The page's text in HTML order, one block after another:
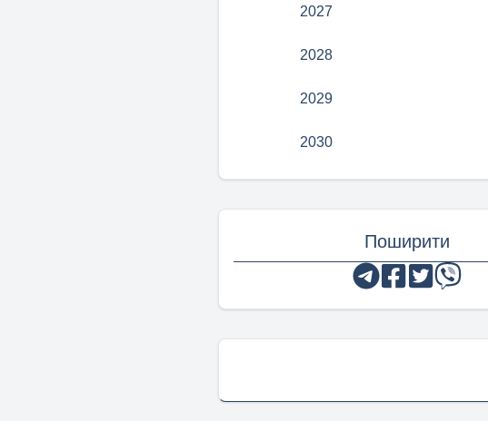
2027
2028
2029
2030
Поширити